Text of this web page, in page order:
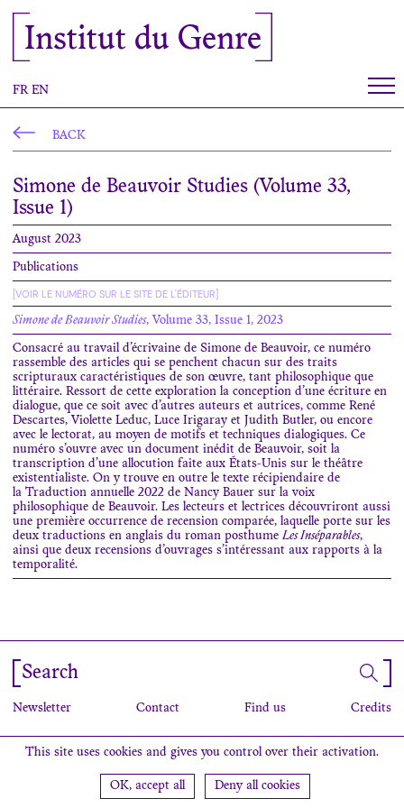
Institut du Genre
FR EN
BACK
Simone de Beauvoir Studies (Volume 33,
Issue 1)
August 2023
Publications
[VOIR LE NUMÉRO SUR LE SITE DE L'ÉDITEUR]
Simone de Beauvoir Studies, Volume 33, Issue 1, 2023
Consacré au travail d’écrivaine de Simone de Beauvoir, ce numéro
rassemble des articles qui se penchent chacun sur des traits
scripturaux caractéristiques de son œuvre, tant philosophique que
littéraire. Ressort de cette exploration la conception d’une écriture en
dialogue, que ce soit avec d’autres auteurs et autrices, comme René
Descartes, Violette Leduc, Luce Irigaray et Judith Butler, ou encore
avec le lectorat, au moyen de motifs et techniques dialogiques. Ce
numéro s’ouvre avec un document inédit de Beauvoir, soit la
transcription d’une allocution faite aux États-Unis sur le théâtre
existentialiste. On y trouve en outre le texte récipiendaire de
la Traduction annuelle 2022 de Nancy Bauer sur la voix
philosophique de Beauvoir. Les lecteurs et lectrices découvriront aussi
une première occurrence de recension comparée, laquelle porte sur les
deux traductions en anglais du roman posthumeLes Inséparables,
ainsi que deux recensions d’ouvrages s’intéressant aux rapports à la
temporalité.
Search
Newsletter Contact Find us Credits
This site uses cookies and gives you control over their activation.
OK, accept all Deny all cookies